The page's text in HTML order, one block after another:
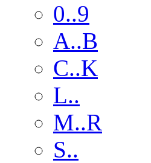
0..9
A..B
C..K
L..
M..R
S..